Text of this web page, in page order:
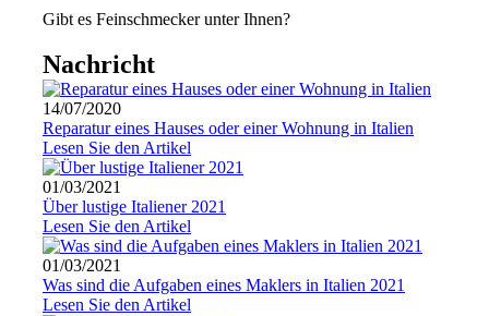
Gibt es Feinschmecker unter Ihnen?
Nachricht
14/07/2020
Reparatur eines Hauses oder einer Wohnung in Italien
Lesen Sie den Artikel
01/03/2021
Über lustige Italiener 2021
Lesen Sie den Artikel
01/03/2021
Was sind die Aufgaben eines Maklers in Italien 2021
Lesen Sie den Artikel